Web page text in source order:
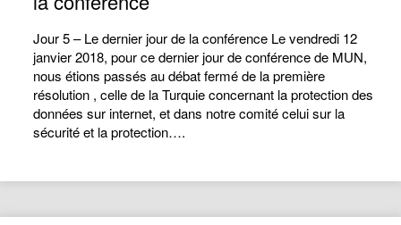
Jour 5 – Le dernier jour de la conférence Le vendredi 12
janvier 2018, pour ce dernier jour de conférence de MUN,
nous étions passés au débat fermé de la première
résolution , celle de la Turquie concernant la protection des
données sur internet, et dans notre comité celui sur la
sécurité et la protection….